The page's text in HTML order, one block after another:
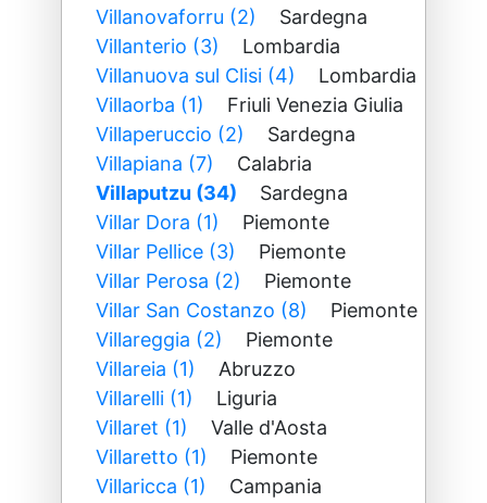
Villanovaforru (2)
Sardegna
Villanterio (3)
Lombardia
Villanuova sul Clisi (4)
Lombardia
Villaorba (1)
Friuli Venezia Giulia
Villaperuccio (2)
Sardegna
Villapiana (7)
Calabria
Villaputzu (34)
Sardegna
Villar Dora (1)
Piemonte
Villar Pellice (3)
Piemonte
Villar Perosa (2)
Piemonte
Villar San Costanzo (8)
Piemonte
Villareggia (2)
Piemonte
Villareia (1)
Abruzzo
Villarelli (1)
Liguria
Villaret (1)
Valle d'Aosta
Villaretto (1)
Piemonte
Villaricca (1)
Campania